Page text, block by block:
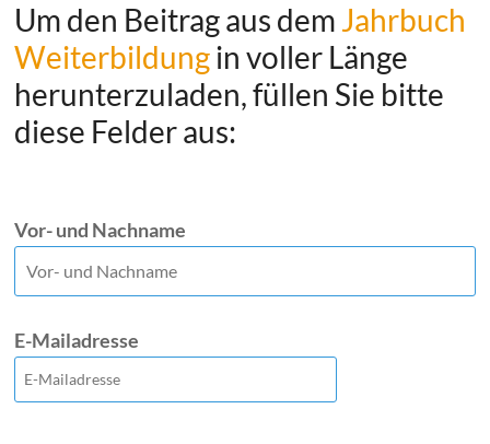
Um den Beitrag aus dem Jahrbuch
Weiterbildung in voller Länge
herunterzuladen, füllen Sie bitte
diese Felder aus:
Vor- und Nachname
E-Mailadresse